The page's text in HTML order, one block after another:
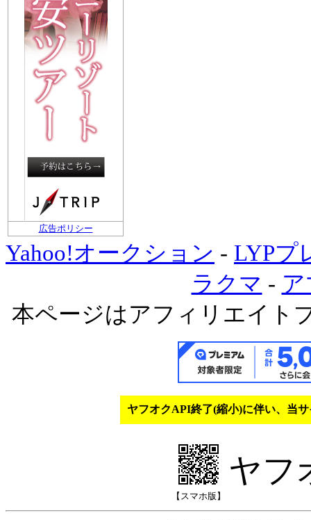
広告ポリシー
Yahoo!オークション - LYPプ
ラクマ -
本ページはアフィリエイト
ヤフオクAPI終了(縮小)に伴い、当
【スマホ版】
ヤフ